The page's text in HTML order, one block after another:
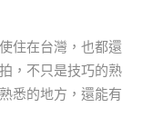
住在台灣，也都還
，不只是技巧的熟
悉的地方，還能有